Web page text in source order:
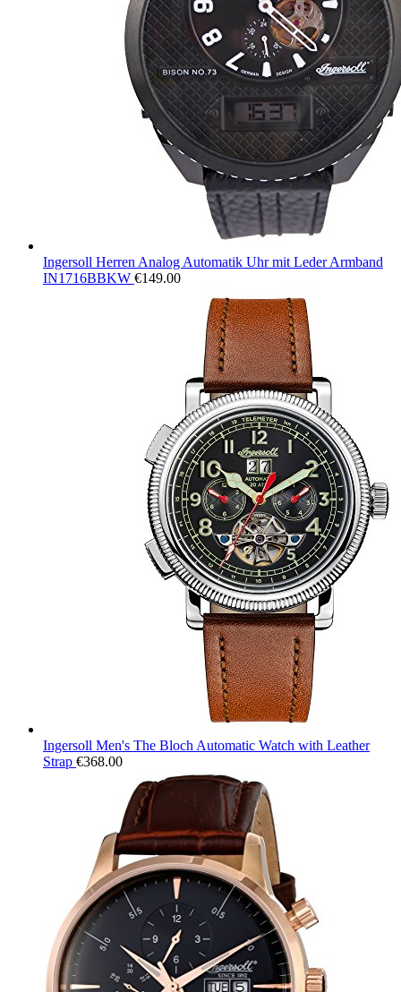
Ingersoll Herren Analog Automatik Uhr mit Leder Armband
IN1716BBKW €149.00
Ingersoll Men's The Bloch Automatic Watch with Leather
Strap €368.00